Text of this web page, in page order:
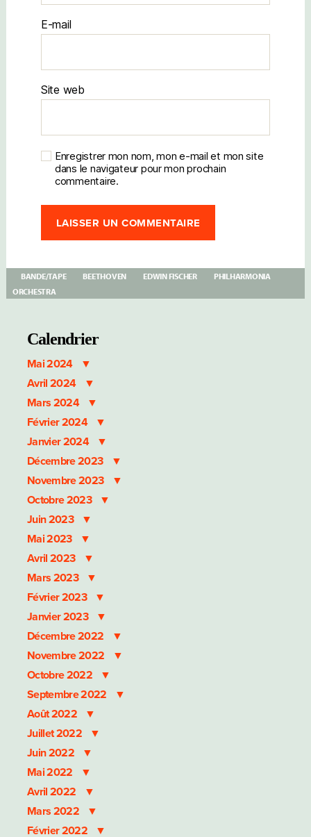
E-mail
Site web
Enregistrer mon nom, mon e-mail et mon site
dans le navigateur pour mon prochain
commentaire.
BANDE/TAPE BEETHOVEN EDWIN FISCHER
PHILHARMONIA
ORCHESTRA
Calendrier
Mai 2024
Avril 2024
Mars 2024
Février 2024
Janvier 2024
Décembre 2023
Novembre 2023
Octobre 2023
Juin 2023
Mai 2023
Avril 2023
Mars 2023
Février 2023
Janvier 2023
Décembre 2022
Novembre 2022
Octobre 2022
Septembre 2022
Août 2022
Juillet 2022
Juin 2022
Mai 2022
Avril 2022
Mars 2022
Février 2022